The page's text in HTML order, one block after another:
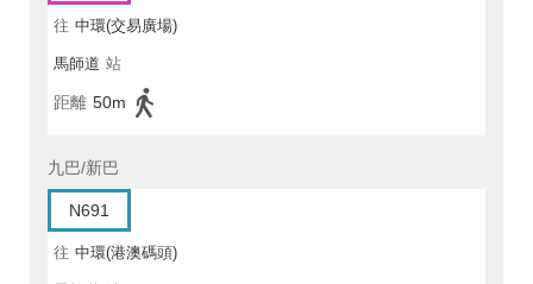
往 中環(交易廣場)
馬師道 站
距離 50m
九巴/新巴
N691
往 中環(港澳碼頭)